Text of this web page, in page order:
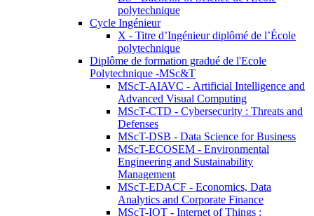
polytechnique
Cycle Ingénieur
X - Titre d’Ingénieur diplômé de l’École
polytechnique
Diplôme de formation gradué de l'Ecole
Polytechnique -MSc&T
MScT-AIAVC - Artificial Intelligence and
Advanced Visual Computing
MScT-CTD - Cybersecurity : Threats and
Defenses
MScT-DSB - Data Science for Business
MScT-ECOSEM - Environmental
Engineering and Sustainability
Management
MScT-EDACF - Economics, Data
Analytics and Corporate Finance
MScT-IOT - Internet of Things :